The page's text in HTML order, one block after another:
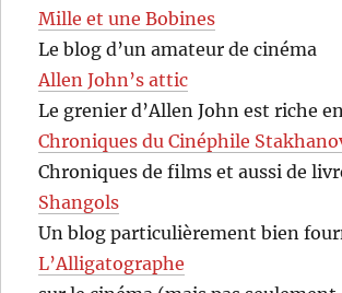
Mille et une Bobines
Le blog d’un amateur de cinéma
Allen John’s attic
Le grenier d’Allen John est riche
Chroniques du Cinéphile
Chroniques de films et aussi de
Shangols
Un blog particulièrement bien
L’Alligatographe